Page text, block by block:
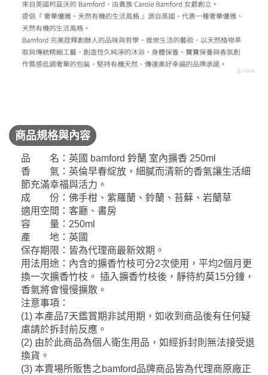
商品規格與內容
品 名：英國 bamford 鈴蘭 室內擴香 250ml
香 氣：英倫早春綻放，細膩而清新的香氣讓生活細
節充滿幸福與活力。
成 份：佛手柑、紫羅蘭、鈴蘭、苔蘚、岩蘭草
適用空間：客廳、書房
容 量：250ml
產 地：英國
保存期限：皆為代理商最新效期。
用法用途：內含的擴香竹枝可分2次使用，平均2個月更
換一次擴香竹枝。 插入擴香竹枝後，靜待約莫15分鐘，
香氣將會慢慢擴散。
注意事項：
(1) 本產品7天鑑賞期非試用期，如收到商品後有任何疑
慮請於拆封前反應。
(2) 由於此商品為個人衛生用品，如經拆封則無法接受退
換貨。
(3) 本賣場所販售之bamford品牌商品皆為代理商原廠正